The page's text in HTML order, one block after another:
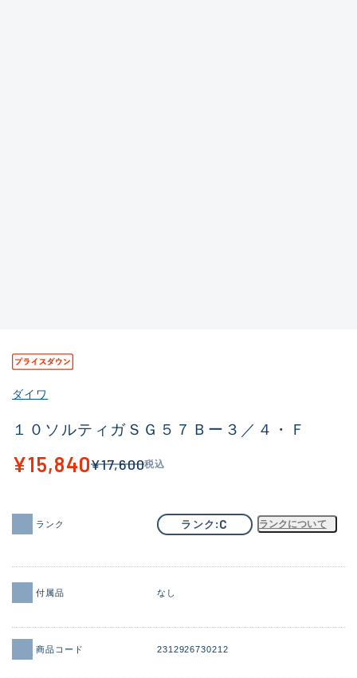
ダイワ
１０ソルティガＳＧ５７Ｂー３／４・Ｆ
¥15,840¥17,600税込
ランク ランク C ランクについて
付属品 なし
商品コード 2312926730212